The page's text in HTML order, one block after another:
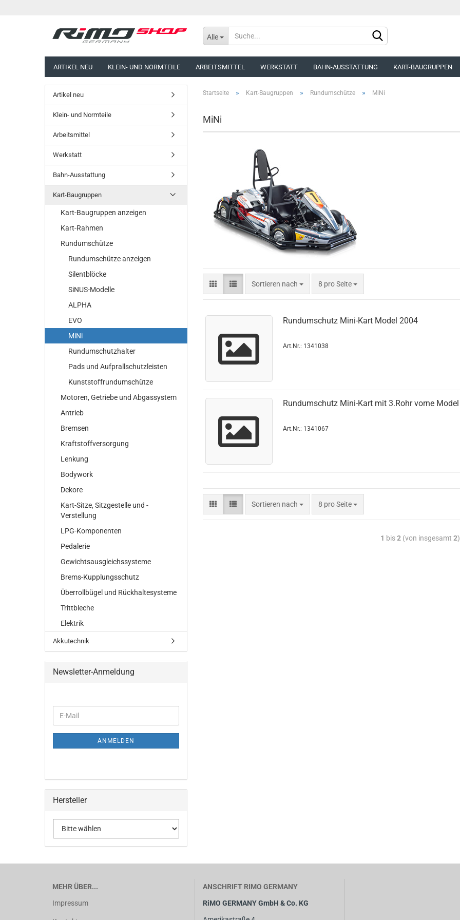
Alle
ARTIKEL NEU KLEIN- UND NORMTEILE ARBEITSMITTEL WERKSTATT BAHN-AUSSTATTUNG KART-BAUGRUPPEN
Startseite » Kart-Baugruppen » Rundumschütze » MiNi
MiNi
Sortieren nach 8 pro Seite
Rund­um­schutz Mini-​Kart Model 2004
Art.Nr.: 1341038
Rund­um­schutz Mini-​Kart mit 3.Rohr vorne
Art.Nr.: 1341067
Sortieren nach 8 pro Seite
1 bis2(von insgesamt 2)
Artikel neu
Klein- und Normteile
Arbeitsmittel
Werkstatt
Bahn-Ausstattung
Kart-Baugruppen
Kart-Baugruppen anzeigen
Kart-Rahmen
Rundumschütze
Rundumschütze anzeigen
Silentblöcke
SiNUS-Modelle
ALPHA
EVO
MiNi
Rundumschutzhalter
Pads und Aufprallschutzleisten
Kunststoffrundumschütze
Motoren, Getriebe und Abgassystem
Antrieb
Bremsen
Kraftstoffversorgung
Lenkung
Bodywork
Dekore
Kart-Sitze, Sitzgestelle und -
Verstellung
LPG-Komponenten
Pedalerie
Gewichtsausgleichssysteme
Brems-Kupplungsschutz
Überrollbügel und Rückhaltesysteme
Trittbleche
Elektrik
Akkutechnik
Newsletter-Anmeldung
ANMELDEN
Hersteller
MEHR ÜBER...
Impressum
ANSCHRIFT RIMO GERMANY
RiMO GERMANY GmbH & Co. KG